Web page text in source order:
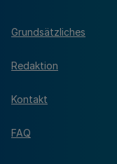
Grundsätzliches
Redaktion
Kontakt
FAQ